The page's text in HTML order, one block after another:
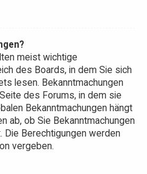
meist wichtige
des Boards, in dem Sie sich
lesen. Bekanntmachungen
des Forums, in dem sie
Bekanntmachungen hängt
ab, ob Sie Bekanntmachungen
Die Berechtigungen werden
vergeben.